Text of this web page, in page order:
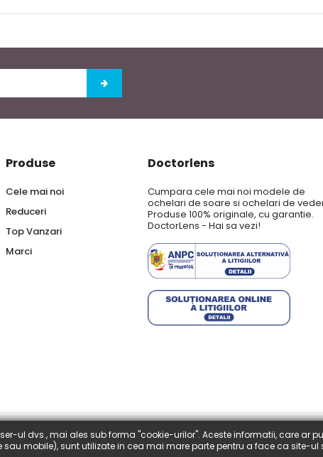
Produse
Cele mai noi
Reduceri
Top Vanzari
Marci
Doctorlens
Cumpara cele mai noi modele de
ochelari de soare si ochelari de
Produse 100% originale, cu garantie.
DoctorLens - Hai sa vezi!
ul dvs., mai ales sub forma "cookie-urilor". Aceste informatii, care ar
sau mobile), sunt utilizate in cea mai mare parte pentru a face ca site-